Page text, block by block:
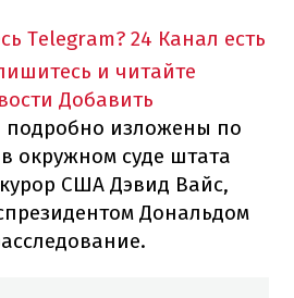
Telegram? 24 Канал есть
и читайте
Добавить
изложены по
окружном суде штата
США Дэвид Вайс,
Дональдом